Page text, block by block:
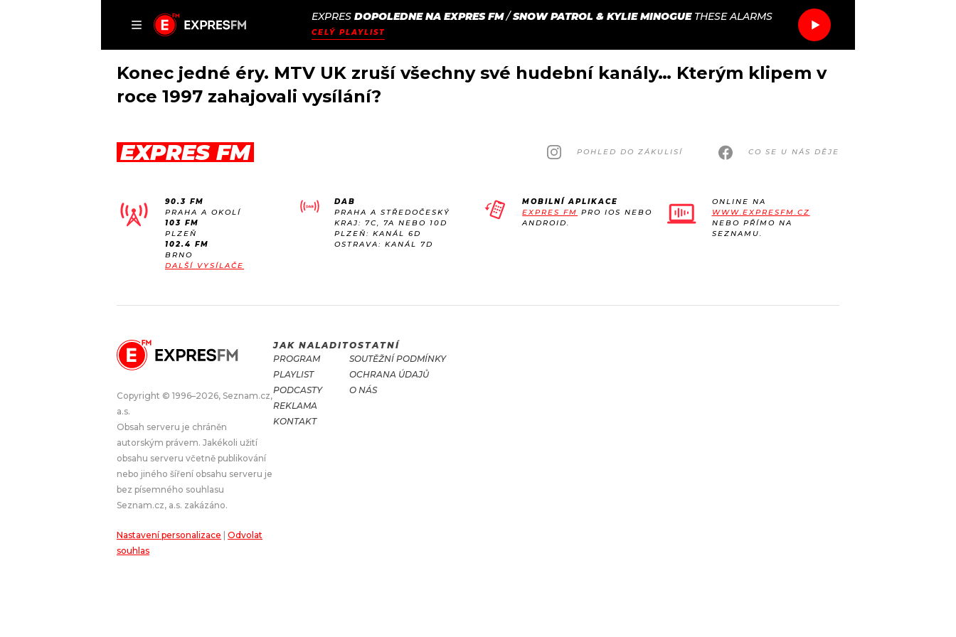
PODCASTY
JAK
NALADIT
EXPRES DOPOLEDNE NA EXPRES FM/SNOW PATROL & KYLIE MINOGUE THESE ALARMS
CELÝ PLAYLIST
ČLÁNKY
HUDBA
ROZHOVORY
#NEBUDUDOMA
KALENDÁŘ
JAK NALADIT
APLIKACE
PROGRAM
SOUTĚŽE
Konec jedné éry. MTV UK zruší všechny své hudební kanály… Kterým klipem v
roce 1997 zahajovali vysílání?
EXPRES FM POHLED DO ZÁKULISÍ CO SE U NÁS DĚJE
90.3 FM
PRAHA A OKOLÍ
103 FM
PLZEŇ
102.4 FM
BRNO
DALŠÍ VYSÍLAČE
DAB
PRAHA A STŘEDOČESKÝ
KRAJ: 7C, 7A NEBO 10D
PLZEŇ: KANÁL 6D
OSTRAVA: KANÁL 7D
MOBILNÍ APLIKACE
EXPRES FM PRO IOS NEBO
ANDROID.
ONLINE NA
WWW.EXPRESFM.CZ
NEBO PŘÍMO NA
SEZNAMU.
Copyright © 1996–2026, Seznam.cz,
a.s.
Obsah serveru je chráněn
autorským právem. Jakékoli užití
obsahu serveru včetně publikování
nebo jiného šíření obsahu serveru je
bez písemného souhlasu
Seznam.cz, a.s. zakázáno.
Nastavení personalizace
Odvolat
souhlas
JAK NALADIT
PROGRAM
PLAYLIST
PODCASTY
REKLAMA
KONTAKT
OSTATNÍ
SOUTĚŽNÍ PODMÍNKY
OCHRANA ÚDAJŮ
O NÁS